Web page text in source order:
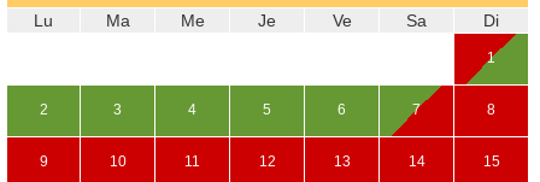
Lu Ma Me Je Ve Sa Di
1
2 3 4 5 6 7 8
9 10 11 12 13 14 15